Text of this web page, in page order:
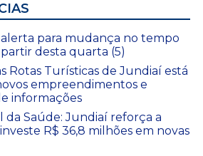
alerta para mudança no tempo
desta quarta (5)
Rotas Turísticas de Jundiaí está
empreendimentos e
informações
da Saúde: Jundiaí reforça a
R$ 36,8 milhões em novas